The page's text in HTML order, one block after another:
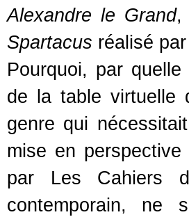
Alexandre le Grand,
Spartacus réalisé
Pourquoi, par
de la table virtuelle
genre qui
mise en
par Les Cahiers
contemporain, ne